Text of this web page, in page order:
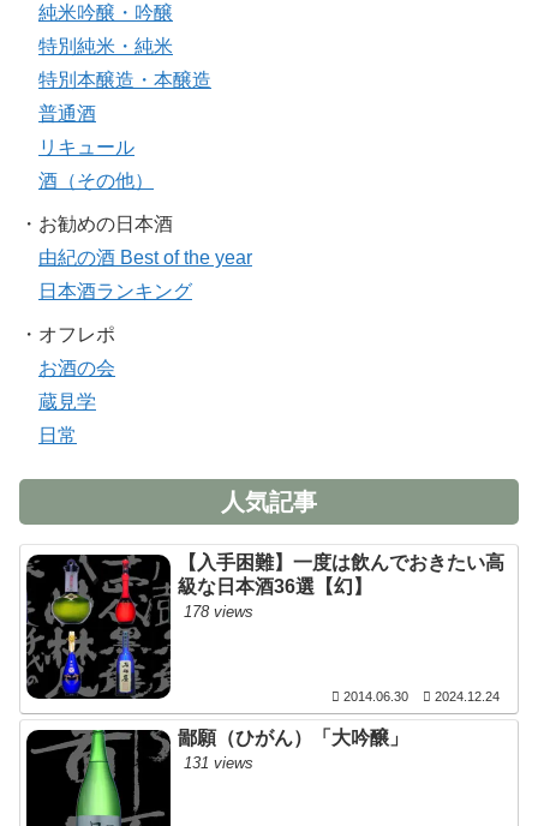
純米吟醸・吟醸
特別純米・純米
特別本醸造・本醸造
普通酒
リキュール
酒（その他）
・お勧めの日本酒
由紀の酒 Best of the year
日本酒ランキング
・オフレポ
お酒の会
蔵見学
日常
人気記事
【入手困難】一度は飲んでおきたい高
級な日本酒36選【幻】
178 views
2014.06.30 2024.12.24
鄙願（ひがん）「大吟醸」
131 views